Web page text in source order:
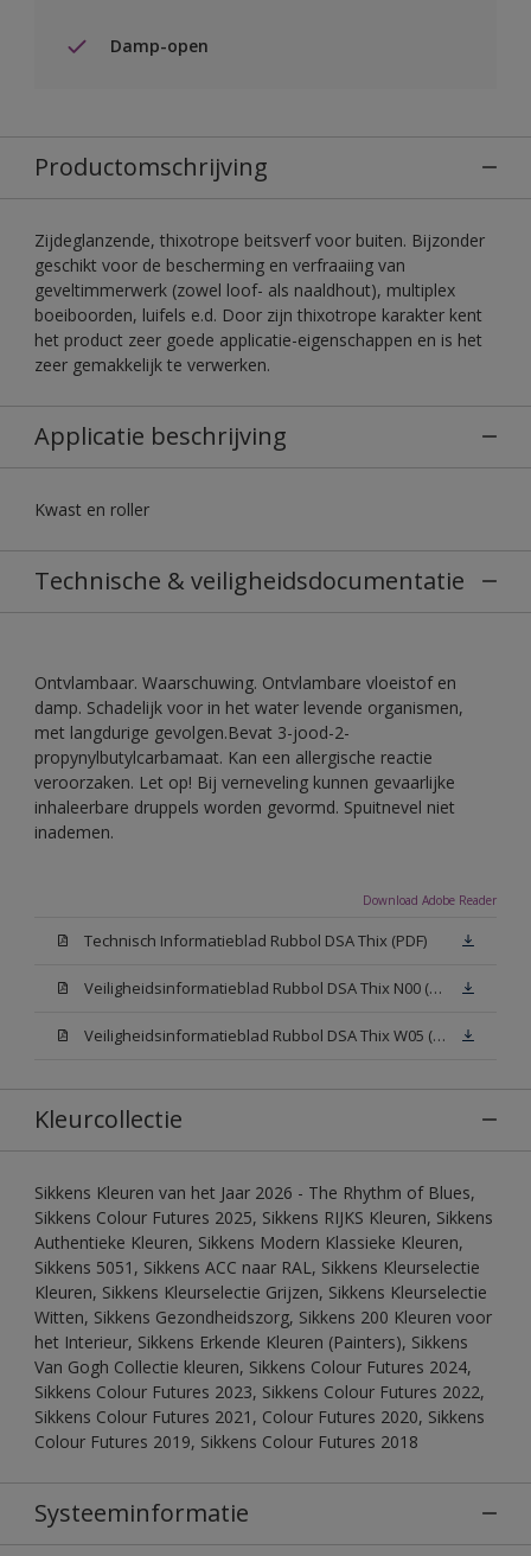
Damp-open
Productomschrijving
Zijdeglanzende, thixotrope beitsverf voor buiten. Bijzonder
geschikt voor de bescherming en verfraaiing van
geveltimmerwerk (zowel loof- als naaldhout), multiplex
boeiboorden, luifels e.d. Door zijn thixotrope karakter kent
het product zeer goede applicatie-eigenschappen en is het
zeer gemakkelijk te verwerken.
Applicatie beschrijving
Kwast en roller
Technische & veiligheidsdocumentatie
Ontvlambaar. Waarschuwing. Ontvlambare vloeistof en
damp. Schadelijk voor in het water levende organismen,
met langdurige gevolgen.Bevat 3-jood-2-
propynylbutylcarbamaat. Kan een allergische reactie
veroorzaken. Let op! Bij verneveling kunnen gevaarlijke
inhaleerbare druppels worden gevormd. Spuitnevel niet
inademen.
Download Adobe Reader
Technisch Informatieblad Rubbol DSA Thix (PDF)
Veiligheidsinformatieblad Rubbol DSA Thix N00 (MSDS)
Veiligheidsinformatieblad Rubbol DSA Thix W05 (MSDS)
Kleurcollectie
Sikkens Kleuren van het Jaar 2026 - The Rhythm of Blues,
Sikkens Colour Futures 2025, Sikkens RIJKS Kleuren, Sikkens
Authentieke Kleuren, Sikkens Modern Klassieke Kleuren,
Sikkens 5051, Sikkens ACC naar RAL, Sikkens Kleurselectie
Kleuren, Sikkens Kleurselectie Grijzen, Sikkens Kleurselectie
Witten, Sikkens Gezondheidszorg, Sikkens 200 Kleuren voor
het Interieur, Sikkens Erkende Kleuren (Painters), Sikkens
Van Gogh Collectie kleuren, Sikkens Colour Futures 2024,
Sikkens Colour Futures 2023, Sikkens Colour Futures 2022,
Sikkens Colour Futures 2021, Colour Futures 2020, Sikkens
Colour Futures 2019, Sikkens Colour Futures 2018
Systeeminformatie